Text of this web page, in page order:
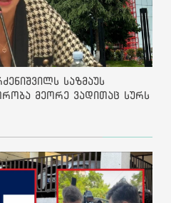
საზმაუს
მეორე ვადითაც სურს